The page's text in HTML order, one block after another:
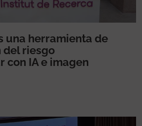
una herramienta de
riesgo
con IA e imagen